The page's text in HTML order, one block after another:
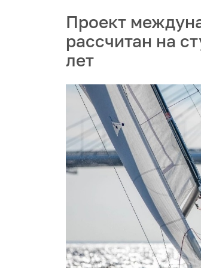
Проект
рассчитан на
лет